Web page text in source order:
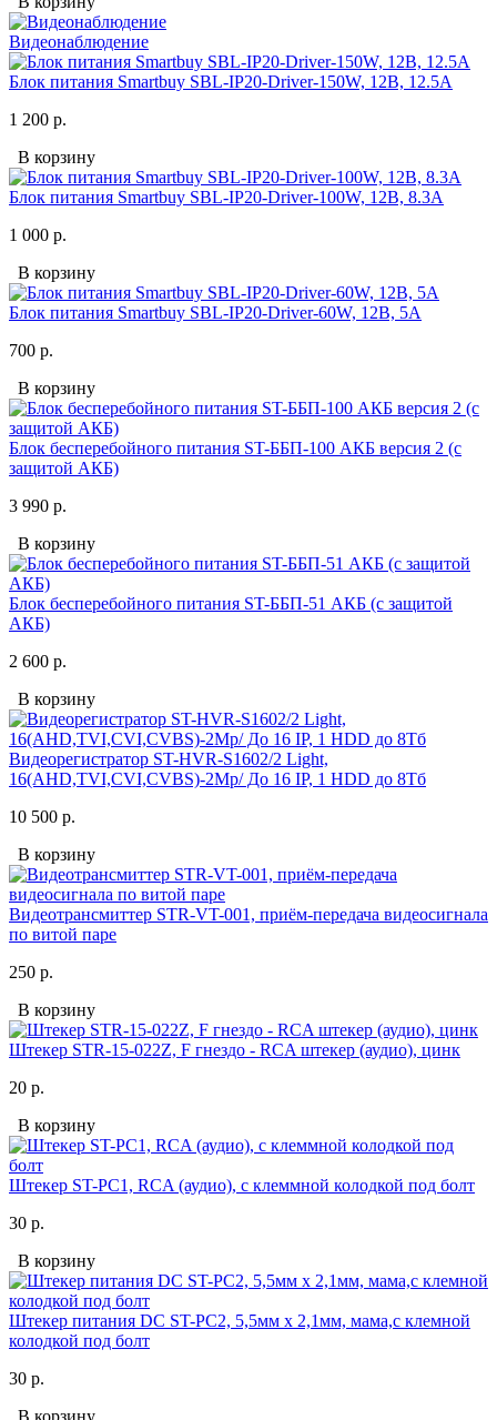
Видеонаблюдение
Блок питания Smartbuy SBL-IP20-Driver-150W, 12В, 12.5A
1 200 р.
В корзину
Блок питания Smartbuy SBL-IP20-Driver-100W, 12В, 8.3A
1 000 р.
В корзину
Блок питания Smartbuy SBL-IP20-Driver-60W, 12В, 5A
700 р.
В корзину
Блок бесперебойного питания ST-ББП-100 АКБ версия 2 (с
защитой АКБ)
3 990 р.
В корзину
Блок бесперебойного питания ST-ББП-51 АКБ (с защитой
АКБ)
2 600 р.
В корзину
Видеорегистратор ST-HVR-S1602/2 Light,
16(AHD,TVI,CVI,CVBS)-2Mp/ До 16 IP, 1 HDD до 8Тб
10 500 р.
В корзину
Видеотрансмиттер STR-VT-001, приём-передача видеосигнала
по витой паре
250 р.
В корзину
Штекер STR-15-022Z, F гнездо - RCA штекер (аудио), цинк
20 р.
В корзину
Штекер ST-PC1, RCA (аудио), с клеммной колодкой под болт
30 р.
В корзину
Штекер питания DC ST-PC2, 5,5мм х 2,1мм, мама,с клемной
колодкой под болт
30 р.
В корзину